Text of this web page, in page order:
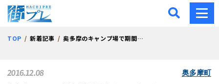
街プレ -東京・西多摩の
TOP 新着記事 奥多摩のキャンプ場で期間限定グランピング
2016.12.08 奥多摩町